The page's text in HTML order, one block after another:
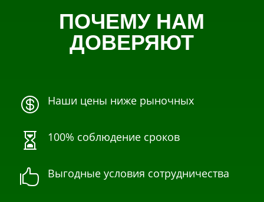
ПОЧЕМУ НАМ
ДОВЕРЯЮТ
 Наши цены ниже рыночных
 100% соблюдение сроков
 Выгодные условия сотрудничества